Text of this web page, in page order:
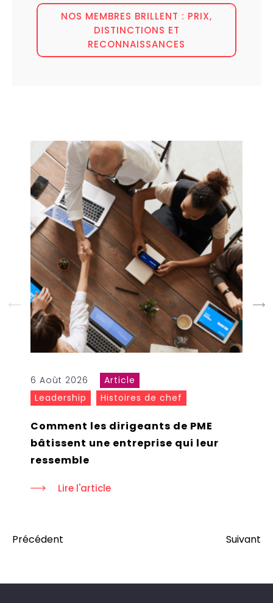
NOS MEMBRES BRILLENT : PRIX,
DISTINCTIONS ET
RECONNAISSANCES
6 Août 2026
Article
Leadership
Histoires de chef
Comment les dirigeants de PME
bâtissent une entreprise qui leur
ressemble
Lire l'article
Précédent Suivant